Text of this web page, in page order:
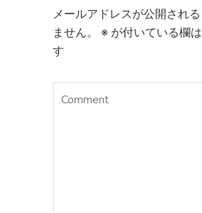
メールアドレスが公開され
ません。
※が付いている欄
す